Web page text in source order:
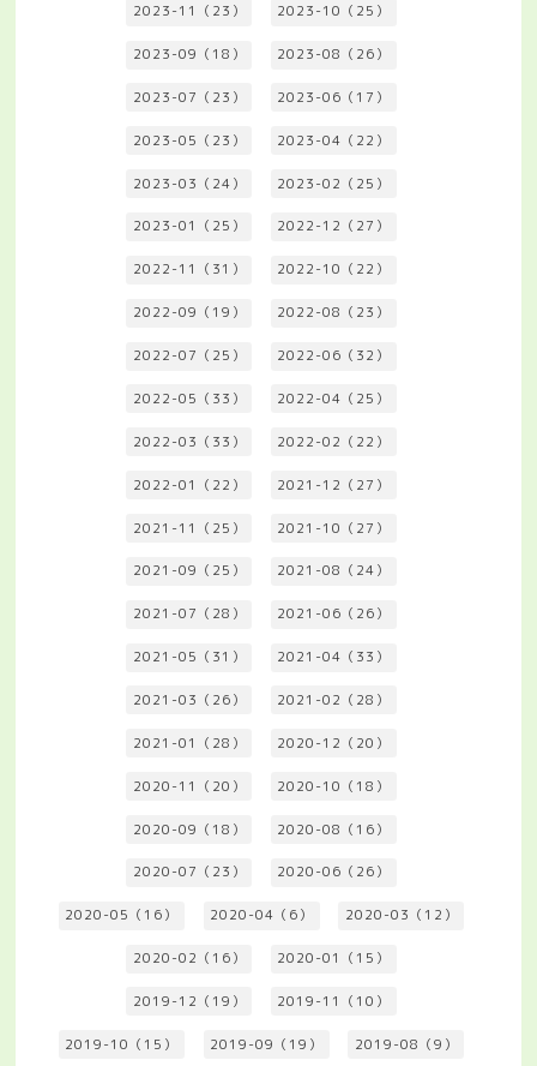
2023-11（23） 2023-10（25）
2023-09（18） 2023-08（26）
2023-07（23） 2023-06（17）
2023-05（23） 2023-04（22）
2023-03（24） 2023-02（25）
2023-01（25） 2022-12（27）
2022-11（31） 2022-10（22）
2022-09（19） 2022-08（23）
2022-07（25） 2022-06（32）
2022-05（33） 2022-04（25）
2022-03（33） 2022-02（22）
2022-01（22） 2021-12（27）
2021-11（25） 2021-10（27）
2021-09（25） 2021-08（24）
2021-07（28） 2021-06（26）
2021-05（31） 2021-04（33）
2021-03（26） 2021-02（28）
2021-01（28） 2020-12（20）
2020-11（20） 2020-10（18）
2020-09（18） 2020-08（16）
2020-07（23） 2020-06（26）
2020-05（16） 2020-04（6） 2020-03（12）
2020-02（16） 2020-01（15）
2019-12（19） 2019-11（10）
2019-10（15） 2019-09（19） 2019-08（9）